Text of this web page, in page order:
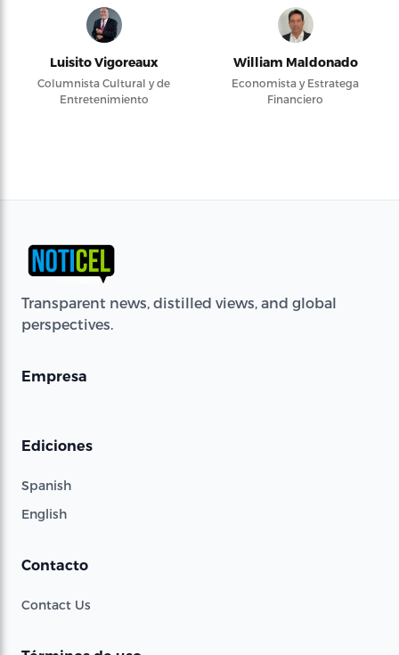
Luisito Vigoreaux
Columnista Cultural y de
Entretenimiento
William Maldonado
Economista y Estratega
Financiero
Transparent news, distilled views, and global
perspectives.
Empresa
Ediciones
Spanish
English
Contacto
Contact Us